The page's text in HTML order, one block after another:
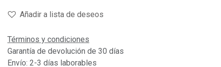
Añadir a lista de deseos
Términos y condiciones
Garantía de devolución de 30 días
Envío: 2-3 días laborables